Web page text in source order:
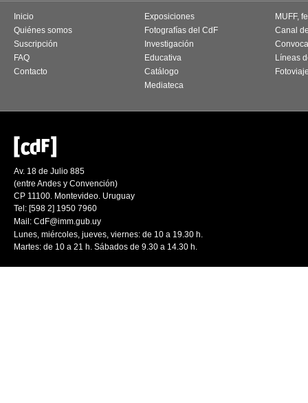
Inicio
Quiénes somos
Suscripción
FAQ
Contacto
Exposiciones
Fotografías del CdF
Investigación
Educativa
Catálogo
Mediateca
MUFF,
Canal
Líneas
Av. 18 de Julio 885
(entre Andes y Convención)
CP 11100. Montevideo. Uruguay
Tel: [598 2] 1950 7960
Mail: CdF@imm.gub.uy
Lunes, miércoles, jueves, viernes: de 10 a 19.30 h.
Martes: de 10 a 21 h. Sábados de 9.30 a 14.30 h.